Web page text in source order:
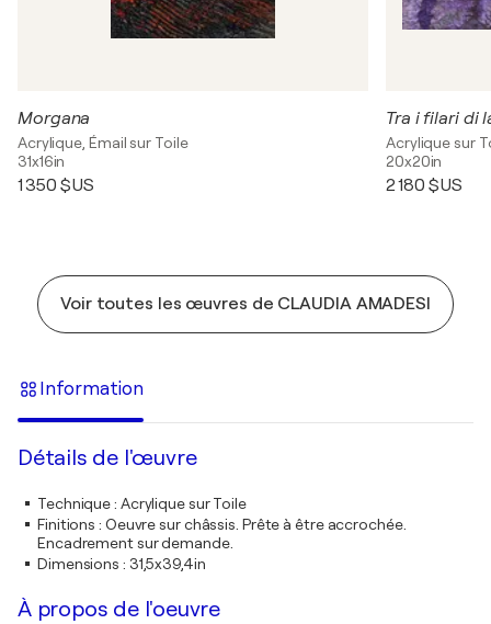
Morgana
Acrylique, Émail sur Toile
31x16in
1 350 $US
Tra i filari di
Acrylique sur
20x20in
2 180 $US
Voir toutes les œuvres de CLAUDIA AMADESI
Information
Détails de l'œuvre
Technique: Acrylique sur Toile
Finitions : Oeuvre sur châssis. Prête à être accrochée.
Encadrement sur demande.
Dimensions : 31,5x39,4in
À propos de l'oeuvre